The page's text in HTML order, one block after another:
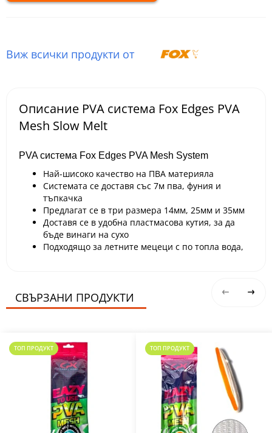
Виж всички продукти от
Описание PVA система Fox Edges PVA
Mesh Slow Melt
PVA система Fox Edges PVA Mesh System
Най-шисоко качество на ПВА материяла
Системата се доставя със 7м пва, фуния и
тъпкачка
Предлагат се в три размера 14мм, 25мм и 35мм
Доставя се в удобна пластмасова кутия, за да
бъде винаги на сухо
Подходящо за летните мецеци с по топла вода,
СВЪРЗАНИ ПРОДУКТИ
ТОП ПРОДУКТ ТОП ПРОДУКТ